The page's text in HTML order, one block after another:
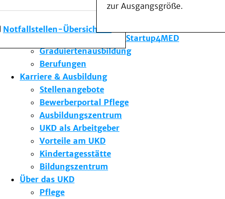
Notfallstellen-Übersicht
zur Ausgangsgröße.
Forschung am UKD
Studium & Lehre
Gründungsförderung Startup4MED
Graduiertenausbildung
Berufungen
Karriere & Ausbildung
Stellenangebote
Bewerberportal Pflege
Ausbildungszentrum
UKD als Arbeitgeber
Vorteile am UKD
Kindertagesstätte
Bildungszentrum
Über das UKD
Pflege